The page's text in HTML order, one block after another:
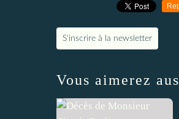
S'inscrire à la newsletter
Vous aimerez